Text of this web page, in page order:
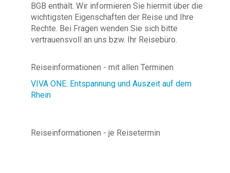
BGB enthält. Wir informieren Sie hiermit über die
wichtigsten Eigenschaften der Reise und Ihre
Rechte. Bei Fragen wenden Sie sich bitte
vertrauensvoll an uns bzw. Ihr Reisebüro.
Reiseinformationen - mit allen Terminen
VIVA ONE: Entspannung und Auszeit auf dem
Rhein
Reiseinformationen - je Reisetermin